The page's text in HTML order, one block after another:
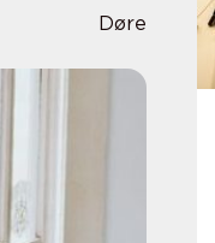
Døre